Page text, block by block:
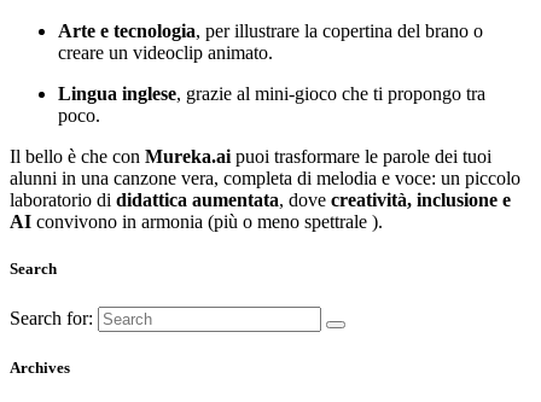
Arte e tecnologia, per illustrare la copertina del brano o
creare un videoclip animato.
Lingua inglese, grazie al mini-gioco che ti propongo tra
poco.
Il bello è che con Mureka.ai puoi trasformare le parole dei tuoi
alunni in una canzone vera, completa di melodia e voce: un piccolo
laboratorio di didattica aumentata, dove creatività, inclusione e
AI convivono in armonia (più o meno spettrale ).
Search
Search for:
Archives